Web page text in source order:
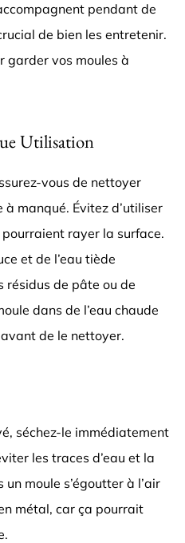
pendant de
de bien les entretenir.
garder vos moules à
Utilisation
vous de nettoyer
manqué. Évitez d’utiliser
rayer la surface.
et de l’eau tiède
résidus de pâte ou de
dans de l’eau chaude
de le nettoyer.
séchez-le immédiatement
les traces d’eau et la
moule s’égoutter à l’air
métal, car ça pourrait